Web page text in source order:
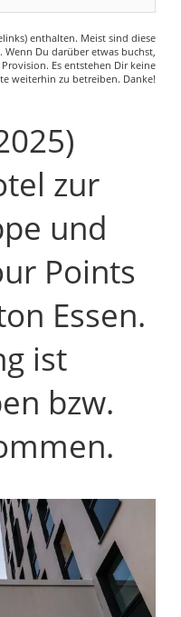
enthalten. Meist sind diese
Du darüber etwas buchst,
Es entstehen Dir keine
weiterhin zu betreiben. Danke!
zur
und
Points
Essen.
ist
bzw.